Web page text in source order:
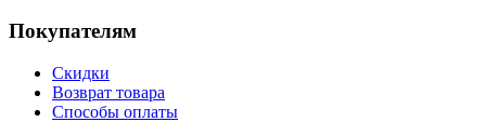
Покупателям
Скидки
Возврат товара
Способы оплаты